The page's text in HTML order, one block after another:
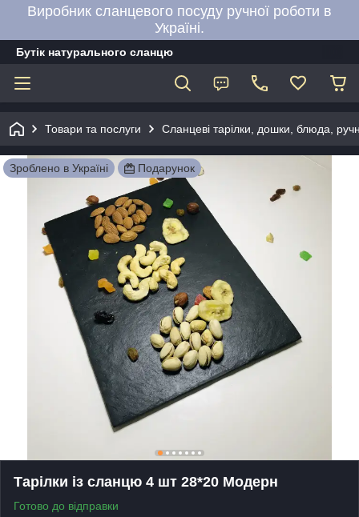
Виробник сланцевого посуду ручної роботи в
Україні.
Бутік натурального сланцю
Товари та послуги Сланцеві тарілки, дошки, блюда,
Зроблено в Україні Подарунок
Тарілки із сланцю 4 шт 28*20 Модерн
Готово до відправки